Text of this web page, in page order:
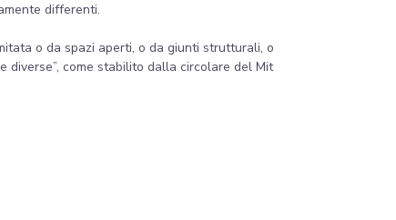
differenti.
o da spazi aperti, o da giunti strutturali, o
come stabilito dalla circolare del Mit